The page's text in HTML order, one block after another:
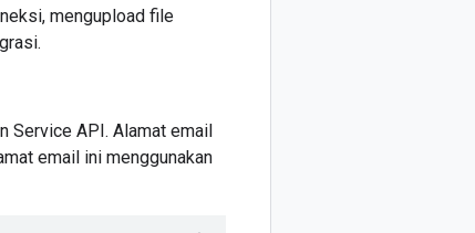
mengupload file
Service API. Alamat email
email ini menggunakan